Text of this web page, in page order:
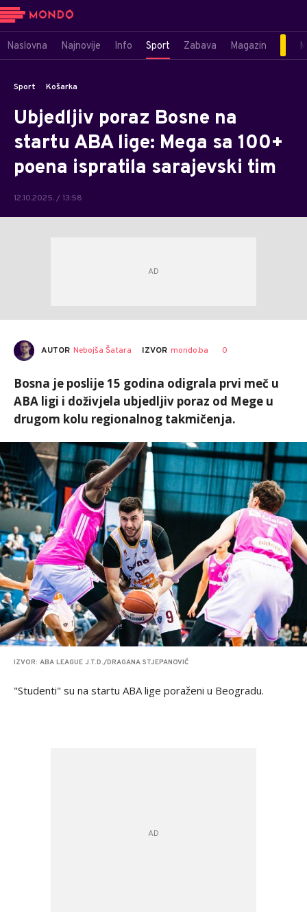
Naslovna Najnovije Info Sport Zabava Magazin
Sport Košarka
Ubjedljiv poraz Bosne na
startu ABA lige: Mega sa 100+
poena ispratila sarajevski tim
12.10.2025. / 13:58
AUTOR Nebojša Šatara IZVOR mondo.ba 0
Bosna je poslije 15 godina odigrala prvi meč u
ABA ligi i doživjela ubjedljiv poraz od Mege u
drugom kolu regionalnog takmičenja.
IZVOR: ABA LEAGUE J.T.D./DRAGANA STJEPANOVIĆ
"Studenti" su na startu ABA lige poraženi u Beogradu.